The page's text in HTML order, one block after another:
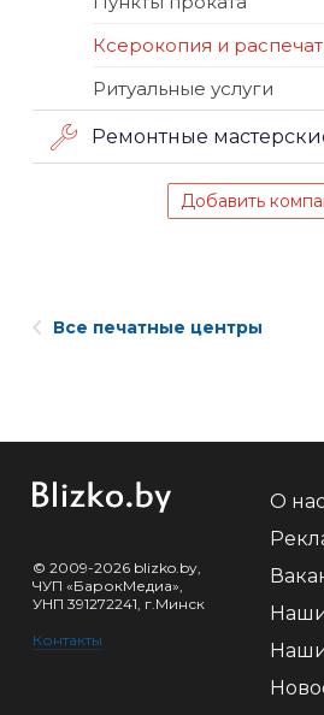
Ксерокопия и
Ритуальные услуги
Ремонтные
Добавить
Все печатные центры
© 2009-2026 blizko.by,
ЧУП «БарокМедиа»,
УНП 391272241, г.Минск
Контакты
О